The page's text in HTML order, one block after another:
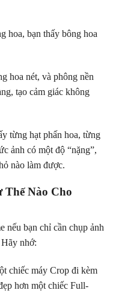
hoa, bạn thấy bông hoa
hoa nét, và phông nền
tạo cảm giác không
từng hạt phấn hoa, từng
ảnh có một độ “nặng”,
nào làm được.
Nào Cho
nếu bạn chỉ cần chụp ảnh
nhớ:
chiếc máy Crop đi kèm
hơn một chiếc Full-